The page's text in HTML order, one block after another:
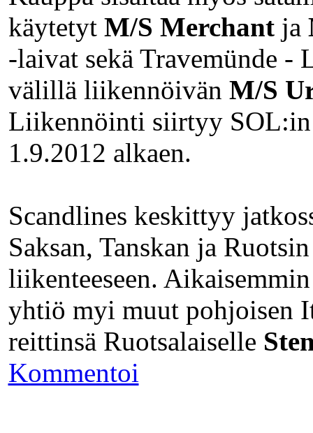
käytetyt M/S Merchant ja
-laivat sekä Travemünde -
välillä liikennöivän M/S
Liikennöinti siirtyy
1.9.2012 alkaen.
Scandlines keskittyy
Saksan, Tanskan ja
liikenteeseen.
yhtiö myi muut pohjoisen
reittinsä Ruotsalaiselle
Kommentoi